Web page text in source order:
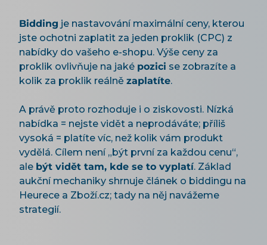
Bidding je nastavování maximální ceny, kterou
jste ochotni zaplatit za jeden proklik (CPC) z
nabídky do vašeho e-shopu. Výše ceny za
proklik ovlivňuje na jaké pozici se zobrazíte a
kolik za proklik reálně zaplatíte.
A právě proto rozhoduje i o ziskovosti. Nízká
nabídka = nejste vidět a neprodáváte; příliš
vysoká = platíte víc, než kolik vám produkt
vydělá. Cílem není „být první za každou cenu“,
ale být vidět tam, kde se to vyplatí. Základ
aukční mechaniky shrnuje článek o biddingu na
Heurece a Zboží.cz; tady na něj navážeme
strategií.